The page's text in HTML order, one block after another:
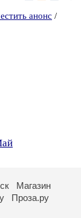
анонс /
Магазин
Проза.ру